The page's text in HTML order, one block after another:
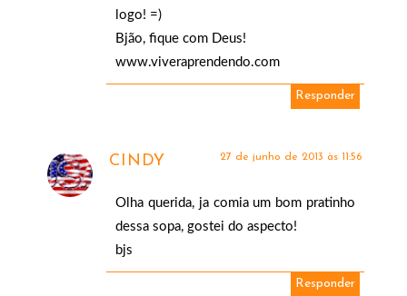
logo! =)
Bjão, fique com Deus!
www.viveraprendendo.com
Responder
CINDY 27 de junho de 2013 às 11:56
Olha querida, ja comia um bom pratinho
dessa sopa, gostei do aspecto!
bjs
Responder